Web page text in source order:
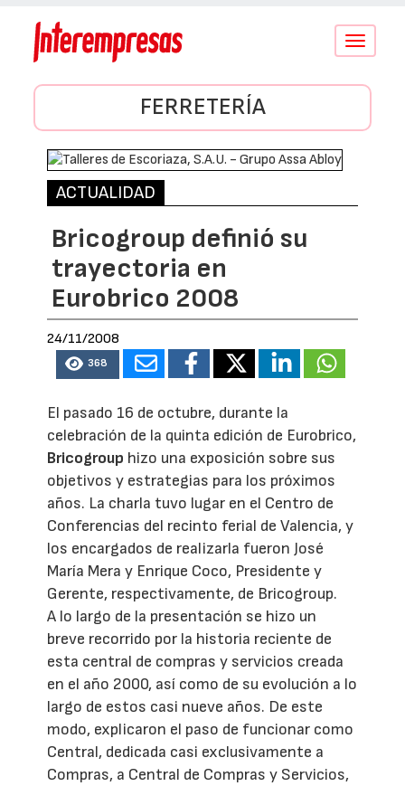
Conmutar
FERRETERÍA
ACTUALIDAD
Bricogroup definió su
trayectoria en
Eurobrico 2008
24/11/2008
368
El pasado 16 de octubre, durante la
celebración de la quinta edición de Eurobrico,
Bricogroup hizo una exposición sobre sus
objetivos y estrategias para los próximos
años. La charla tuvo lugar en el Centro de
Conferencias del recinto ferial de Valencia, y
los encargados de realizarla fueron José
María Mera y Enrique Coco, Presidente y
Gerente, respectivamente, de Bricogroup.
A lo largo de la presentación se hizo un
breve recorrido por la historia reciente de
esta central de compras y servicios creada
en el año 2000, así como de su evolución a lo
largo de estos casi nueve años. De este
modo, explicaron el paso de funcionar como
Central, dedicada casi exclusivamente a
Compras, a Central de Compras y Servicios,